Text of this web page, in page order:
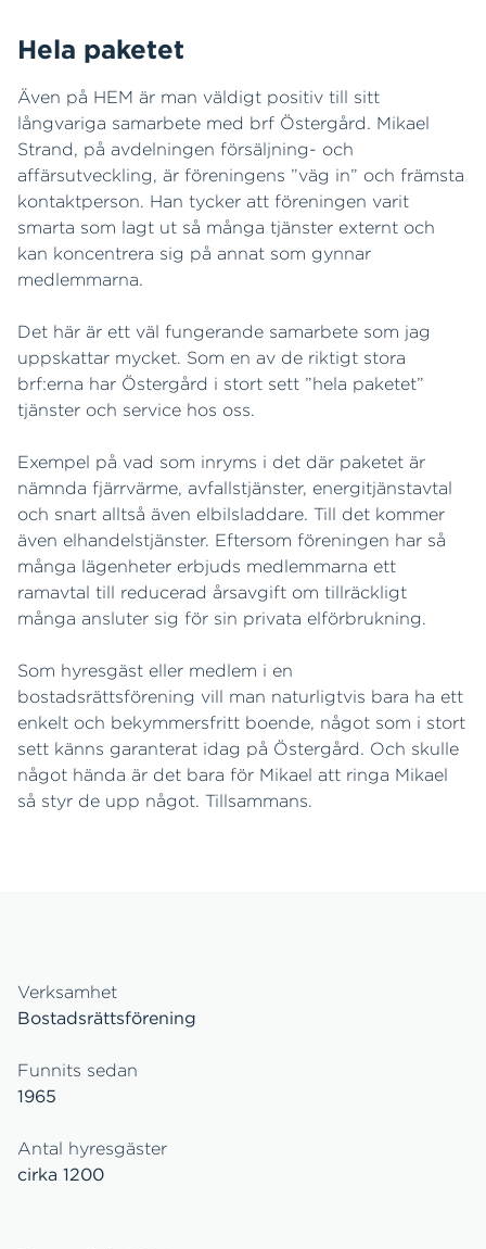
Hela paketet
Även på HEM är man väldigt positiv till sitt
långvariga samarbete med brf Östergård. Mikael
Strand, på avdelningen försäljning- och
affärsutveckling, är föreningens ”väg in” och främsta
kontaktperson. Han tycker att föreningen varit
smarta som lagt ut så många tjänster externt och
kan koncentrera sig på annat som gynnar
medlemmarna.
Det här är ett väl fungerande samarbete som jag
uppskattar mycket. Som en av de riktigt stora
brf:erna har Östergård i stort sett ”hela paketet”
tjänster och service hos oss.
Exempel på vad som inryms i det där paketet är
nämnda fjärrvärme, avfallstjänster, energitjänstavtal
och snart alltså även elbilsladdare. Till det kommer
även elhandelstjänster. Eftersom föreningen har så
många lägenheter erbjuds medlemmarna ett
ramavtal till reducerad årsavgift om tillräckligt
många ansluter sig för sin privata elförbrukning.
Som hyresgäst eller medlem i en
bostadsrättsförening vill man naturligtvis bara ha ett
enkelt och bekymmersfritt boende, något som i stort
sett känns garanterat idag på Östergård. Och skulle
något hända är det bara för Mikael att ringa Mikael
så styr de upp något. Tillsammans.
Verksamhet
Bostadsrättsförening
Funnits sedan
1965
Antal hyresgäster
cirka 1200